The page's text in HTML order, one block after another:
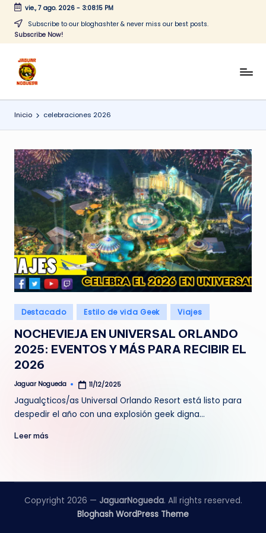
Saltar
vie., 7 ago. 2026- 3:08:15 PM
Subscribe to our bloghashter & never miss our best posts.
Subscribe Now!
J
a
g
a
r
N
o
g
u
e
d
a
CONTENIDO
Inicio celebraciones 2026
Publicado
en
Destacado Estilo de vida Geek Viajes
NOCHEVIEJA EN UNIVERSAL ORLANDO
2025: EVENTOS Y MÁS PARA RECIBIR EL
2026
Publicado
Jaguar Nogueda 11/12/2025
Jagualçticos/as Universal Orlando Resort está listo para
despedir el año con una explosión geek digna…
Leer más
Copyright 2026 — JaguarNogueda. All rights reserved.
Bloghash WordPress Theme